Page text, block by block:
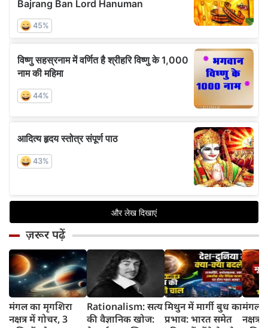
ज़रूर पढ़ें
मंगल का मृगशिरा
नक्षत्र में गोचर, 3
Rationalism: सत्य
की वैज्ञानिक खोज:
मिथुन में मार्गी बुध का
प्रभाव: भारत समेत
मंगल
नक्षत्र